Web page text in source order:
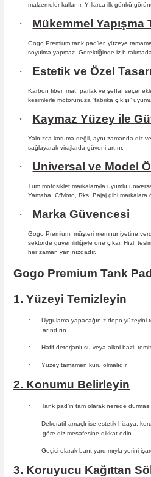
malzemeler kullanır. Yıllarca ilk günkü
· Mükemmel Yapışma
Gogo Premium tank pad’ler, yüzeye
soyulma yapmaz. Gerektiğinde iz
· Estetik ve Özel
Karbon fiber, mat, parlak ve şeffaf
kesimlerle motorunuza “fabrika çıkışı”
· Kaymaz Yüzey ile
Yalnızca koruma değil, aynı zamanda diz
sağlayarak virajlarda güveni artırır.
· Universal ve Model
Tüm motosiklet markalarıyla uyumlu
Yamaha, CfMoto, Rks, Bajaj gibi markalara
· Marka Güvencesi
Gogo Premium, müşteri memnuniyetine
sektörde güvenilirliğiyle öne çıkar. Hızlı
her zaman yanınızdadır.
Gogo Premium Tank
1. Yüzeyi Temizleyin
·
Uygulama yapacağınız depo yüzeyini
arındırın.
· Hafif deterjanlı su veya alkol bazlı
· Yüzey tamamen kuru olmalıdır.
2. Konumu Belirleyin
· Tank pad’in tam olarak nerede
· Dekoratif amaçlı ise estetik hizaya,
göre diz mesafesine dikkat edin.
· Geçici olarak bant yardımıyla yerini
3. Koruyucu Kağıttan